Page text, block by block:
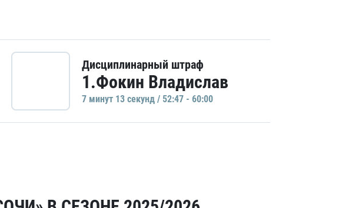
Дисциплинарный штраф
1.Фокин Владислав
7 минут 13 секунд / 52:47 - 60:00